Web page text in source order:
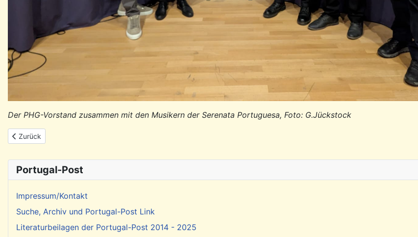
Der PHG-Vorstand zusammen mit den Musikern der Serenata Portuguesa, Foto: G.Jückstock
Vorheriger Beitrag: Rückblick: Lesung & Gespräch mit dem Schriftsteller Edson Incopté über seine Literatur
Zurück
Portugal-Post
Impressum/Kontakt
Suche, Archiv und Portugal-Post Link
Literaturbeilagen der Portugal-Post 2014 - 2025